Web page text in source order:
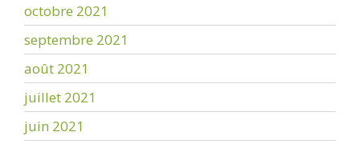
octobre 2021
septembre 2021
août 2021
juillet 2021
juin 2021